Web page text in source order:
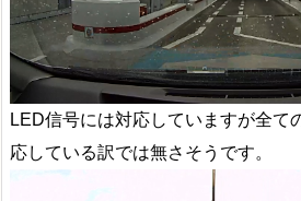
LED信号には対応していますが全て
応している訳では無さそうです。